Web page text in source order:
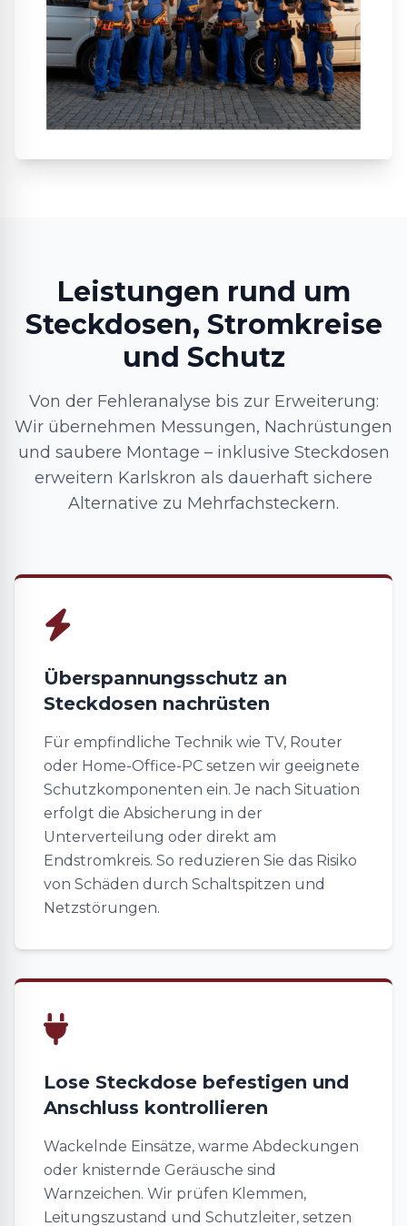
Leistungen rund um
Steckdosen, Stromkreise
und Schutz
Von der Fehleranalyse bis zur Erweiterung:
Wir übernehmen Messungen, Nachrüstungen
und saubere Montage – inklusive Steckdosen
erweitern Karlskron als dauerhaft sichere
Alternative zu Mehrfachsteckern.
Überspannungsschutz an
Steckdosen nachrüsten
Für empfindliche Technik wie TV, Router
oder Home-Office-PC setzen wir geeignete
Schutzkomponenten ein. Je nach Situation
erfolgt die Absicherung in der
Unterverteilung oder direkt am
Endstromkreis. So reduzieren Sie das Risiko
von Schäden durch Schaltspitzen und
Netzstörungen.
Lose Steckdose befestigen und
Anschluss kontrollieren
Wackelnde Einsätze, warme Abdeckungen
oder knisternde Geräusche sind
Warnzeichen. Wir prüfen Klemmen,
Leitungszustand und Schutzleiter, setzen